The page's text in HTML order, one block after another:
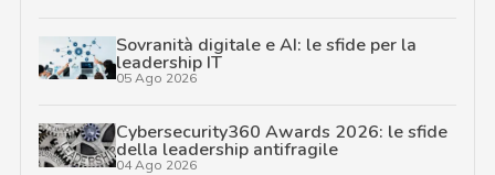
Sovranità digitale e AI: le sfide per la
leadership IT
05 Ago 2026
Cybersecurity360 Awards 2026: le sfide
della leadership antifragile
04 Ago 2026